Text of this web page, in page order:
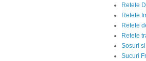
Retete
Retete
Retete
Retete
Sosuri
Sucuri